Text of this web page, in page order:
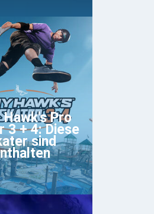
Hawk's Pro
3 + 4: Diese
sind